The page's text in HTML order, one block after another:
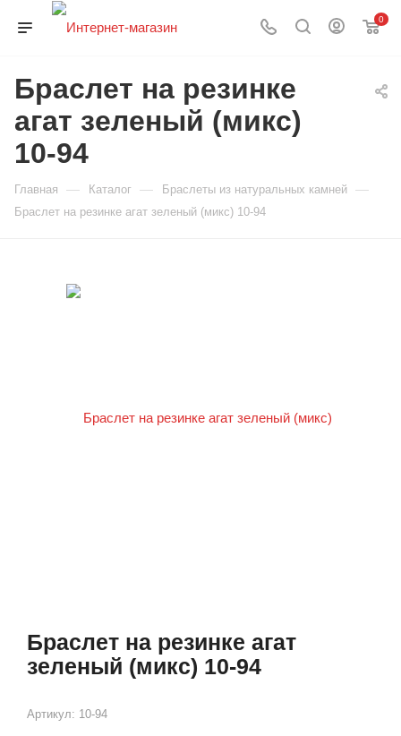
0
Браслет на резинке
агат зеленый (микс)
10-94
Главная — Каталог — Браслеты из натуральных камней —
Браслет на резинке агат зеленый (микс) 10-94
Браслет на резинке агат
зеленый (микс) 10-94
Артикул: 10-94